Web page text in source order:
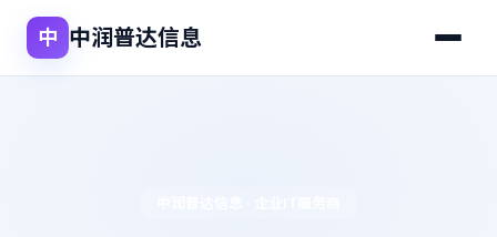
中 中润普达信息